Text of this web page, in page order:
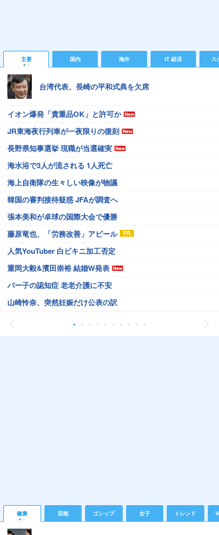
主要 国内 海外 IT 経済 ス
台湾代表、長崎の平和式典を欠席
イオン爆発「貴重品OK」と許可か
JR東海夜行列車が一夜限りの復刻
長野県知事選挙 現職が当選確実
海水浴で3人が流される 1人死亡
海上自衛隊の生々しい映像が物議
韓国の審判接待疑惑 JFAが調査へ
張本美和が卓球の国際大会で優勝
藤原竜也、「労務改善」アピール
人気YouTuber 白ビキニ加工否定
重岡大毅&濱田崇裕 結婚W発表
パー子の認知症 老老介護に不安
山崎怜奈、突然妊娠だけ公表の訳
健康 芸能 ゴシップ 女子 トレンド